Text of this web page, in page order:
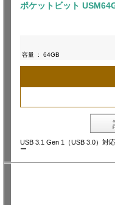
ポケットビット
容量 : 64GB
USB 3.1 Gen 1（USB 3.0）対
ー